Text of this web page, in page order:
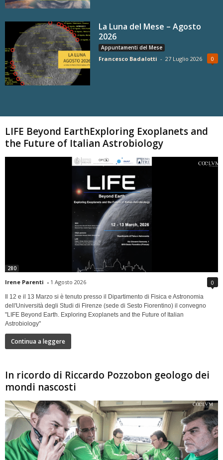
La Luna del Mese – Agosto
2026
Appuntamenti del Mese
Francesco Badalotti - 27 Luglio 2026 0
LIFE Beyond EarthExploring Exoplanets and
the Future of Italian Astrobiology
280
Irene Parenti - 1 Agosto 2026 0
Il 12 e il 13 Marzo si è tenuto presso il Dipartimento di Fisica e Astronomia
dell'Università degli Studi di Firenze (sede di Sesto Fiorentino) il convegno
"LIFE Beyond Earth. Exploring Exoplanets and the Future of Italian
Astrobiology"
Continua a leggere
In ricordo di Riccardo Pozzobon geologo dei
mondi nascosti